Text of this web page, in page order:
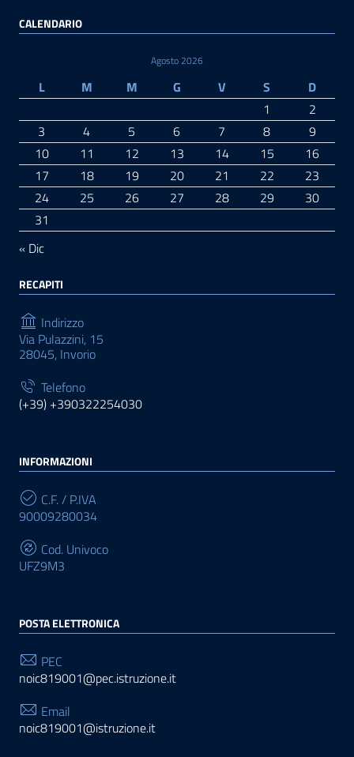
CALENDARIO
Agosto 2026
L M M G V S
D
1
2
3
4 5 6 7 8
9
10
11 12 13 14 15
16
17
18 19 20 21 22
23
24
25 26 27 28 29
30
31
« Dic
RECAPITI
Indirizzo
Via Pulazzini, 15
28045, Invorio
Telefono
(+39) +390322254030
INFORMAZIONI
C.F. / P.IVA
90009280034
Cod. Univoco
UFZ9M3
POSTA ELETTRONICA
PEC
noic819001@pec.istruzione.it
Email
noic819001@istruzione.it